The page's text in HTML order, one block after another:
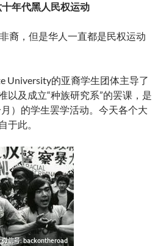
年代黑人民权运动
裔，但是华人一直都是民权运动
University的亚裔学生团体主导了
以及成立“种族研究系”的罢课，是
）的学生罢学活动。今天各个大
于此。